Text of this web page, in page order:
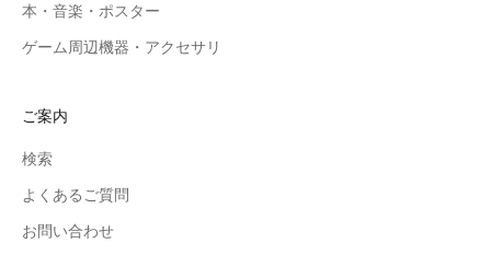
本・音楽・ポスター
ゲーム周辺機器・アクセサリ
ご案内
検索
よくあるご質問
お問い合わせ